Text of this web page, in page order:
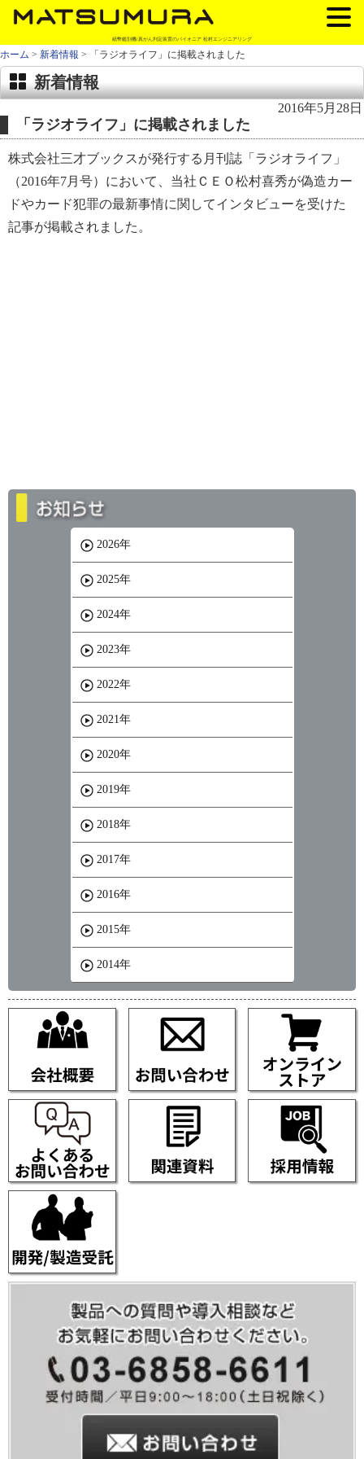
紙幣鑑別機/真がん判定装置のパイオニア 松村エンジニアリング
ホーム > 新着情報 > 「ラジオライフ」に掲載されました
新着情報
「ラジオライフ」に掲載されました
2016年5月28日
株式会社三才ブックスが発行する月刊誌「ラジオライフ」
（2016年7月号）において、当社ＣＥＯ松村喜秀が偽造カー
ドやカード犯罪の最新事情に関してインタビューを受けた
記事が掲載されました。
2026年
2025年
2024年
2023年
2022年
2021年
2020年
2019年
2018年
2017年
2016年
2015年
2014年